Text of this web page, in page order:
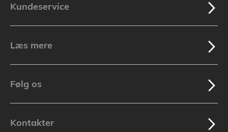
Kundeservice
Læs mere
Følg os
Kontakter